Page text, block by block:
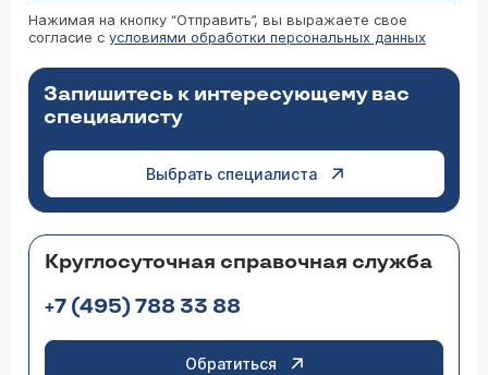
Нажимая на кнопку “Отправить”, вы выражаете свое
согласие с условиями обработки персональных данных
Запишитесь к интересующему вас
специалисту
Выбрать специалиста
Круглосуточная справочная служба
+7 (495) 788 33 88
Обратиться